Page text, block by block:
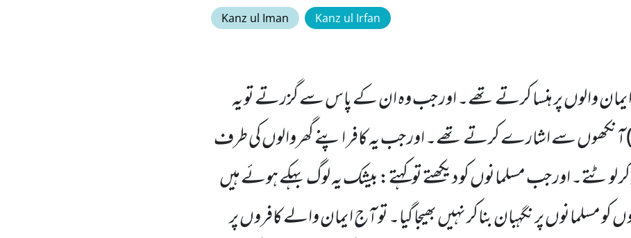
Kanz ul Iman Kanz ul Irfan
والوں پر ہنسا کرتے تھے۔ اور جب وہ ان کے پاس سے گزرتے تو یہ
سے اشارے کرتے تھے۔ اور جب یہ کافر اپنے گھروالوں کی طرف
لوٹتے۔ اور جب مسلمانوں کو دیکھتے توکہتے: بیشک یہ لوگ بہکے ہوئے ہیں
کو مسلمانوں پر نگہبان بناکر نہیں بھیجا گیا۔ تو آج ایمان والے کافروں پر